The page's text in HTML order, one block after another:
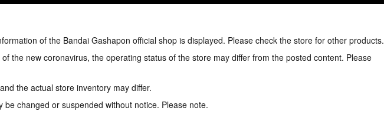
of the Bandai Gashapon official shop is displayed. Please check the store for other products.
the new coronavirus, the operating status of the store may differ from the posted content. Please
the actual store inventory may differ.
be changed or suspended without notice. Please note.